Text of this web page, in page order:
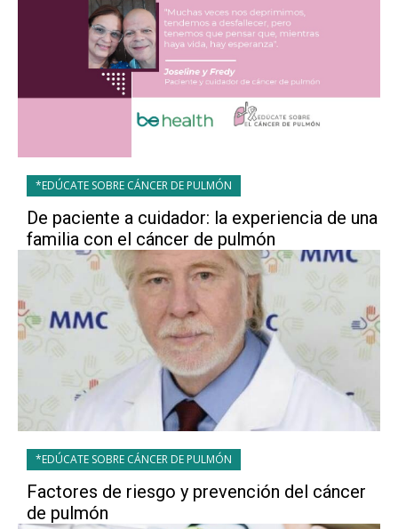
*EDÚCATE SOBRE CÁNCER DE PULMÓN
De paciente a cuidador: la experiencia de una
familia con el cáncer de pulmón
*EDÚCATE SOBRE CÁNCER DE PULMÓN
Factores de riesgo y prevención del cáncer
de pulmón